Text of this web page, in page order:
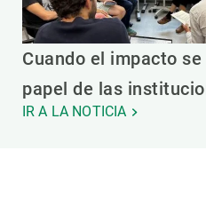
Cuando el impacto
papel de las
IR A LA NOTICIA